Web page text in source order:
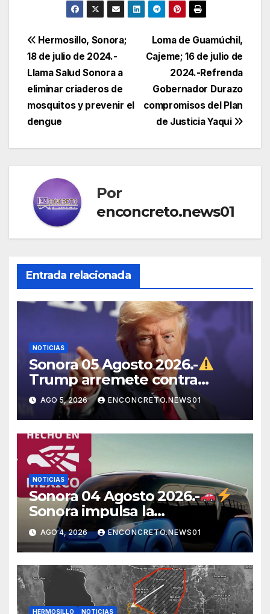
Navegación
de
entradas
Loma de Guamúchil,
Cajeme; 16 de julio de
2024.-Refrenda
Gobernador Durazo
compromisos del Plan
de Justicia Yaqui
Hermosillo, Sonora;
18 de julio de 2024.-
Llama Salud Sonora a
eliminar criaderos de
mosquitos y prevenir el
dengue
Por
enconcreto.news01
Entrada relacionada
NOTICIAS
Sonora 05 Agosto 2026.-
Trump arremete contra
México, Canadá y otras
potencias por supuestos
abusos comerciales
AGO 5, 2026 ENCONCRETO.NEWS01
NOTICIAS
Sonora 04 Agosto 2026.-
Sonora impulsa la
electromovilidad con
«Beyond», un vehículo
eléctrico desarrollado junto al
ITH
AGO 4, 2026 ENCONCRETO.NEWS01
HERMOSILLO NOTICIAS